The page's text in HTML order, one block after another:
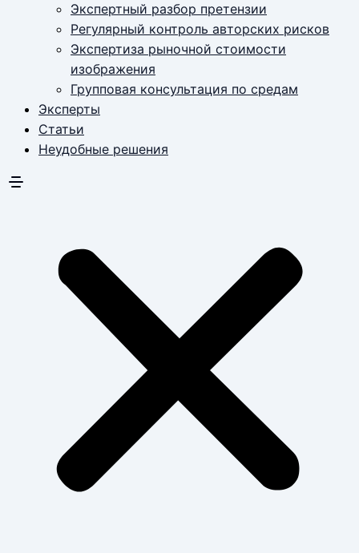
Экспертный разбор претензии
Регулярный контроль авторских рисков
Экспертиза рыночной стоимости
изображения
Групповая консультация по средам
Эксперты
Статьи
Неудобные решения